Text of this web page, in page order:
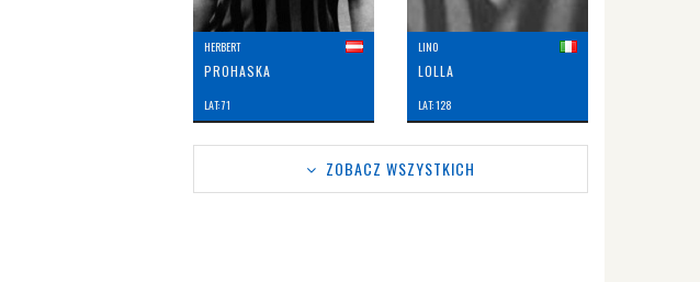
HERBERT
PROHASKA
LAT: 71
LINO
LOLLA
LAT: 128
ZOBACZ WSZYSTKICH